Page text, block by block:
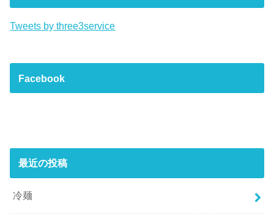
Tweets by three3service
Facebook
最近の投稿
冷麺